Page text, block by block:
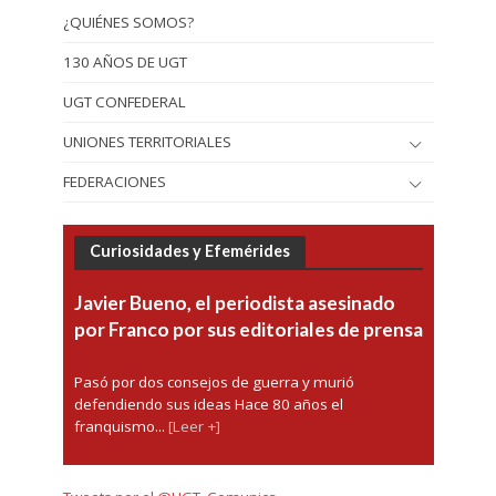
¿QUIÉNES SOMOS?
130 AÑOS DE UGT
UGT CONFEDERAL
UNIONES TERRITORIALES
FEDERACIONES
Curiosidades y Efemérides
Javier Bueno, el periodista asesinado
por Franco por sus editoriales de prensa
Pasó por dos consejos de guerra y murió
defendiendo sus ideas Hace 80 años el
franquismo... [Leer +]